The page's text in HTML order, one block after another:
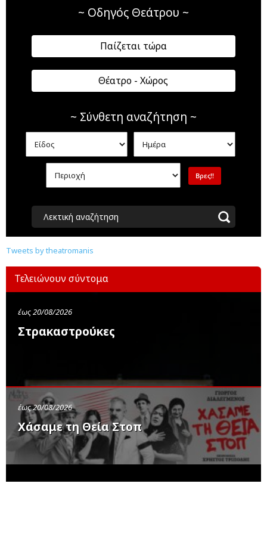
~ Οδηγός Θεάτρου ~
Παίζεται τώρα
Θέατρο - Χώρος
~ Σύνθετη αναζήτηση ~
Λεκτική αναζήτηση
Tweets by theatromanis
Τελειώνουν σύντομα
έως 20/08/2026
Στρακαστρούκες
έως 20/08/2026
Χάσαμε τη Θεία Στοπ